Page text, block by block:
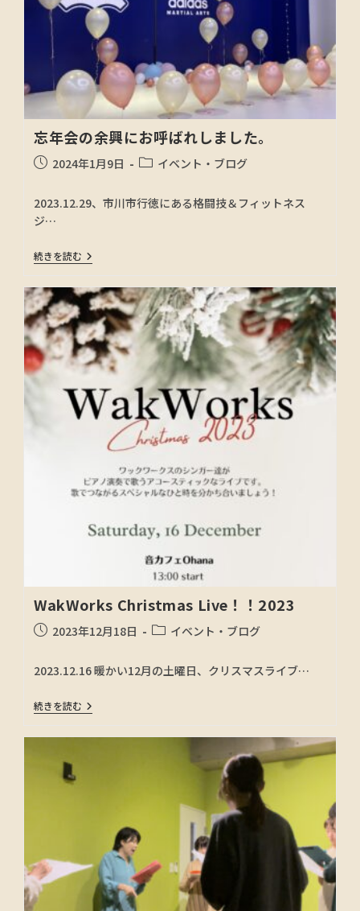
忘年会の余興にお呼ばれしました。
2024年1月9日 イベント・ブログ
2023.12.29、市川市行徳にある格闘技＆フィットネス
ジ…
続きを読む
WakWorks Christmas Live！！2023
2023年12月18日 イベント・ブログ
2023.12.16 暖かい12月の土曜日、クリスマスライブ…
続きを読む